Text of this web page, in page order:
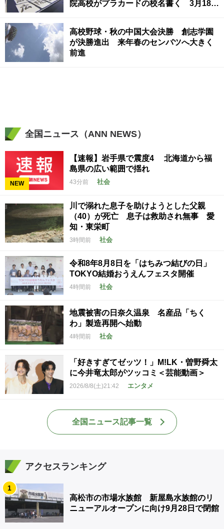
院高校がプラカードの校名書く 3月18日
高校野球・秋の中国大会決勝 創志学園
が決勝進出 来年春のセンバツへ大きく
前進
全国ニュース（ANN NEWS）
NEW
【速報】岩手県で震度4 北海道から福
島県の広い範囲で揺れ
43分前 社会
川で溺れた息子を助けようとした父親
（40）が死亡 息子は救助され無事 愛
知・東栄町
3時間前 社会
令和8年8月8日を「はちみつ結びの日」
TOKYO結婚おうえんフェスタ開催
4時間前 社会
地震被害の日奈久温泉 名産品「ちく
わ」製造再開へ始動
4時間前 社会
「好きすぎてゼッツ！」M!LK・曽野舜太
に今井竜太郎がツッコミ＜芸能動画＞
2026/8/8(土)21:42 エンタメ
全国ニュース記事一覧
アクセスランキング
1
高松市の市場水族館 新屋島水族館のリ
ニューアルオープンに向け9月28日で閉館